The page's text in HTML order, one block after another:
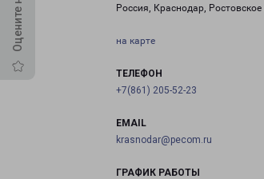
Россия, Краснодар, Ростовское
на карте
ТЕЛЕФОН
+7(861) 205-52-23
EMAIL
krasnodar@pecom.ru
ГРАФИК РАБОТЫ